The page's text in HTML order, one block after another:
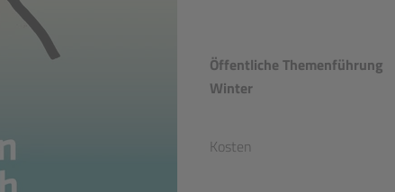
Öffentliche Themenführung
Winter
Kosten